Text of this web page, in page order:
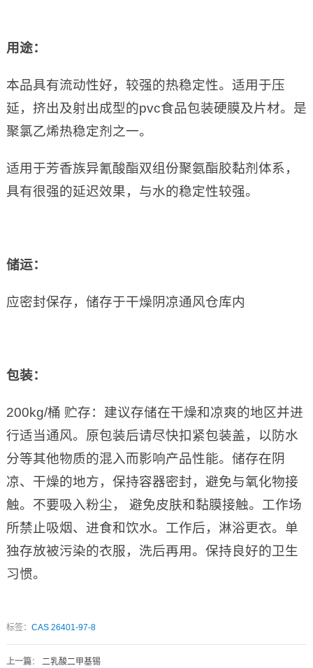
用途：
本品具有流动性好，较强的热稳定性。适用于压
延，挤出及射出成型的pvc食品包装硬膜及片材。是
聚氯乙烯热稳定剂之一。
适用于芳香族异氰酸酯双组份聚氨酯胶黏剂体系，
具有很强的延迟效果，与水的稳定性较强。
储运：
应密封保存，储存于干燥阴凉通风仓库内
包装：
200kg/桶 贮存：建议存储在干燥和凉爽的地区并进
行适当通风。原包装后请尽快扣紧包装盖，以防水
分等其他物质的混入而影响产品性能。储存在阴
凉、干燥的地方，保持容器密封，避免与氧化物接
触。不要吸入粉尘， 避免皮肤和黏膜接触。工作场
所禁止吸烟、进食和饮水。工作后，淋浴更衣。单
独存放被污染的衣服，洗后再用。保持良好的卫生
习惯。
标签： CAS 26401-97-8
上一篇： 二乳酸二甲基锡